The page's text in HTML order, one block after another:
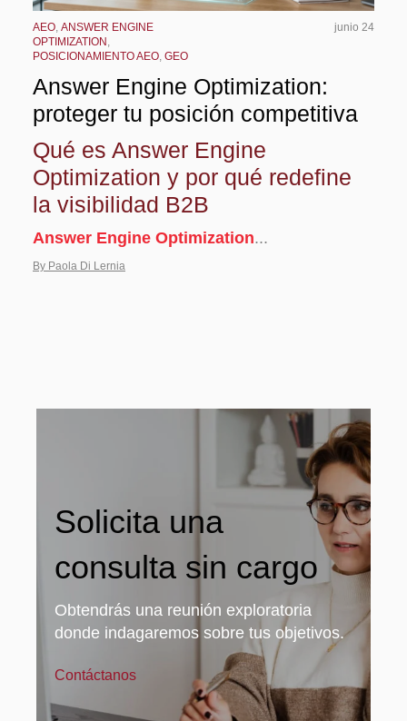
AEO, ANSWER ENGINE
OPTIMIZATION ,
POSICIONAMIENTO AEO, GEO
junio 24
Answer Engine Optimization:
proteger tu posición competitiva
Qué es Answer Engine
Optimization y por qué redefine
la visibilidad B2B
Answer Engine Optimization...
By Paola Di Lernia
Solicita una
consulta sin cargo
Obtendrás una reunión exploratoria
donde indagaremos sobre tus objetivos.
Contáctanos